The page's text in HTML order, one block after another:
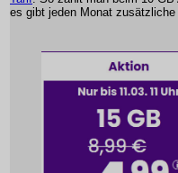
es gibt jeden Monat